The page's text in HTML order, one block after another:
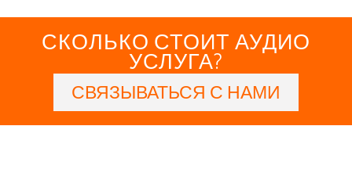
СКОЛЬКО СТОИТ АУДИО
УСЛУГА?
СВЯЗЫВАТЬСЯ С НАМИ